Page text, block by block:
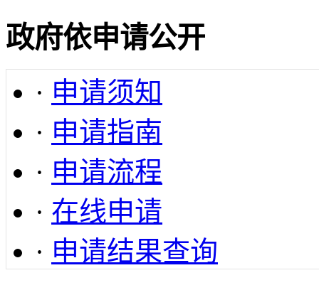
政府依申请公开
· 申请须知
· 申请指南
· 申请流程
· 在线申请
· 申请结果查询